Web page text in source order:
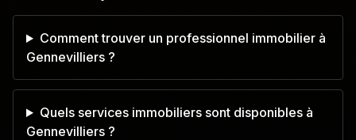
Comment trouver un professionnel immobilier à
Gennevilliers ?
Quels services immobiliers sont disponibles à
Gennevilliers ?